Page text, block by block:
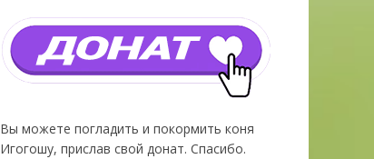
Вы можете погладить и покормить коня
Игогошу, прислав свой донат. Спасибо.